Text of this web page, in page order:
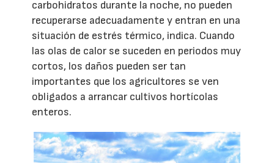
carbohidratos durante la noche, no pueden
recuperarse adecuadamente y entran en una
situación de estrés térmico, indica. Cuando
las olas de calor se suceden en periodos muy
cortos, los daños pueden ser tan
importantes que los agricultores se ven
obligados a arrancar cultivos hortícolas
enteros.